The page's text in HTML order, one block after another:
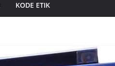
KODE ETIK